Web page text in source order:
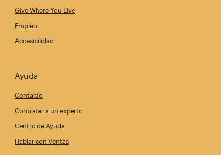
Give Where You Live
Empleo
Accesibilidad
Ayuda
Contacto
Contratar a un experto
Centro de Ayuda
Hablar con Ventas